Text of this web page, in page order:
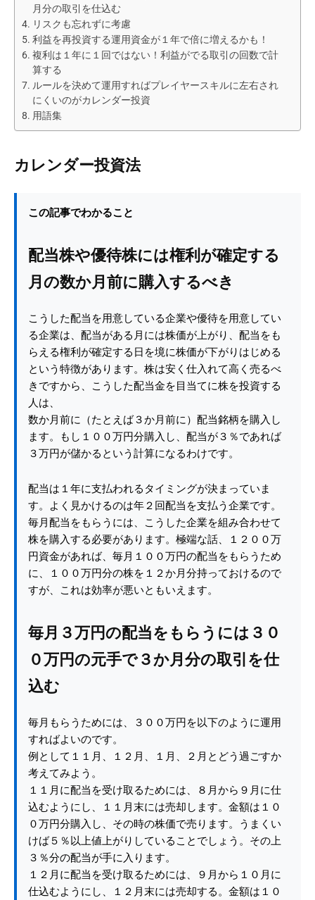
月分の取引を仕込む
リスクも忘れずに考慮
利益を再投資する運用資金が１年で倍に増えるかも！
複利は１年に１回ではない！利益がでる取引の回数で計
算する
ルールを決めて運用すればプレイヤースキルに左右され
にくいのがカレンダー投資
用語集
カレンダー投資法
この記事でわかること
配当株や優待株には権利が確定する
月の数か月前に購入するべき
こうした配当を用意している企業や優待を用意してい
る企業は、配当がある月には株価が上がり、配当をも
らえる権利が確定する日を境に株価が下がりはじめる
という特徴があります。株は安く仕入れて高く売るべ
きですから、こうした配当金を目当てに株を投資する
人は、
数か月前に（たとえば３か月前に）配当銘柄を購入し
ます。もし１００万円分購入し、配当が３％であれば
３万円が儲かるという計算になるわけです。
配当は１年に支払われるタイミングが決まっていま
す。よく見かけるのは年２回配当を支払う企業です。
毎月配当をもらうには、こうした企業を組み合わせて
株を購入する必要があります。極端な話、１２００万
円資金があれば、毎月１００万円の配当をもらうため
に、１００万円分の株を１２か月分持っておけるので
すが、これは効率が悪いともいえます。
毎月３万円の配当をもらうには３０
０万円の元手で３か月分の取引を仕
込む
毎月もらうためには、３００万円を以下のように運用
すればよいのです。
例として１１月、１２月、１月、２月とどう過ごすか
考えてみよう。
１１月に配当を受け取るためには、８月から９月に仕
込むようにし、１１月末には売却します。金額は１０
０万円分購入し、その時の株価で売ります。うまくい
けば５％以上値上がりしていることでしょう。その上
３％分の配当が手に入ります。
１２月に配当を受け取るためには、９月から１０月に
仕込むようにし、１２月末には売却する。金額は１０